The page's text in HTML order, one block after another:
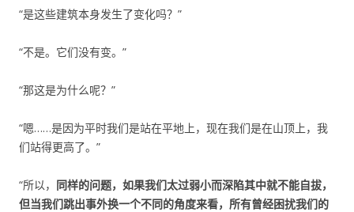
“是这些建筑本身发生了变化吗？”
“不是。它们没有变。”
“那这是为什么呢？”
“嗯……是因为平时我们是站在平地上，现在我们是在山顶上，我
们站得更高了。”
“所以， 同样的问题，如果我们太过弱小而深陷其中就不能自拔，
但当我们跳出事外换一个不同的角度来看，所有曾经困扰我们的